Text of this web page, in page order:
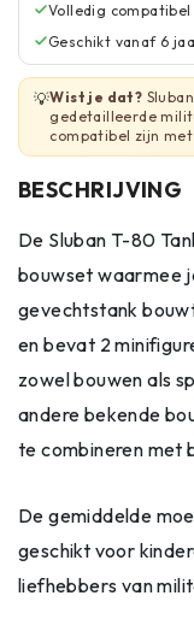
Volledig
Geschikt vanaf 6
💡Wist je dat?
gedetailleerde
compatibel zijn
BESCHRIJVING
De Sluban T-80
bouwset waarmee
gevechtstank
en bevat 2
zowel bouwen als
andere bekende
te combineren met
De gemiddelde
geschikt voor
liefhebbers van